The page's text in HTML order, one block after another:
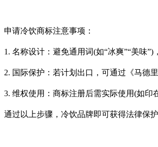
申请冷饮商标注意事项：
1. 名称设计：避免通用词(如“冰爽”“美味”)
2. 国际保护：若计划出口，可通过《马德
3. 维权使用：商标注册后需实际使用(如印
通过以上步骤，冷饮品牌即可获得法律保